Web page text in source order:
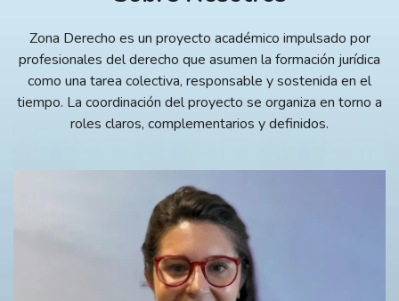
Zona Derecho es un proyecto académico impulsado por
profesionales del derecho que asumen la formación jurídica
como una tarea colectiva, responsable y sostenida en el
tiempo. La coordinación del proyecto se organiza en torno a
roles claros, complementarios y definidos.